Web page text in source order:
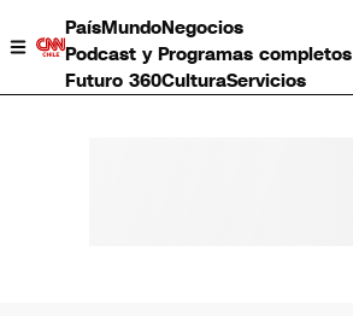
PaísMundoNegocios
Podcast y Programas completos
Futuro 360CulturaServicios